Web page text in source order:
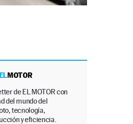
MOTOR
de EL MOTOR con
del mundo del
tecnología,
y eficiencia.